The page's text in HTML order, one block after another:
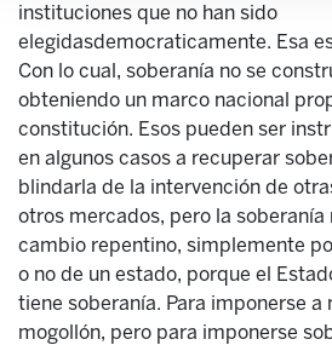
instituciones que no han sido
elegidasdemocraticamente. Esa
Con lo cual, soberanía no se
obteniendo un marco nacional
constitución. Esos pueden ser
en algunos casos a recuperar
blindarla de la intervención de
otros mercados, pero la soberanía
cambio repentino, simplemente
o no de un estado, porque el
tiene soberanía. Para imponerse a
mogollón, pero para imponerse